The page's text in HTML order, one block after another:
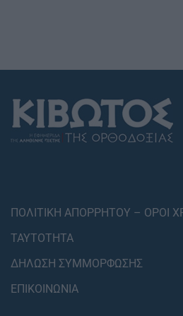
ΠΟΛΙΤΙΚΗ ΑΠΟΡΡΗΤΟΥ – ΟΡΟΙ
ΤΑΥΤΟΤΗΤΑ
ΔΗΛΩΣΗ ΣΥΜΜΟΡΦΩΣΗΣ
ΕΠΙΚΟΙΝΩΝΙΑ